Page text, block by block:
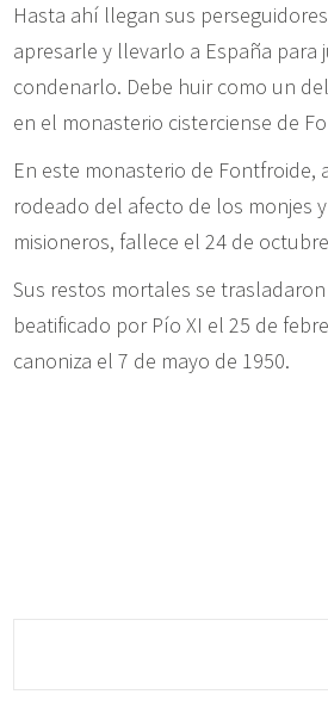
Hasta ahí llegan sus
apresarle y llevarlo a España para
condenarlo. Debe huir como un
en el monasterio cisterciense de
En este monasterio de Fontfroide,
rodeado del afecto de los monjes
misioneros, fallece el 24 de
Sus restos mortales se trasladaron
beatificado por Pío XI el 25 de
canoniza el 7 de mayo de 1950.